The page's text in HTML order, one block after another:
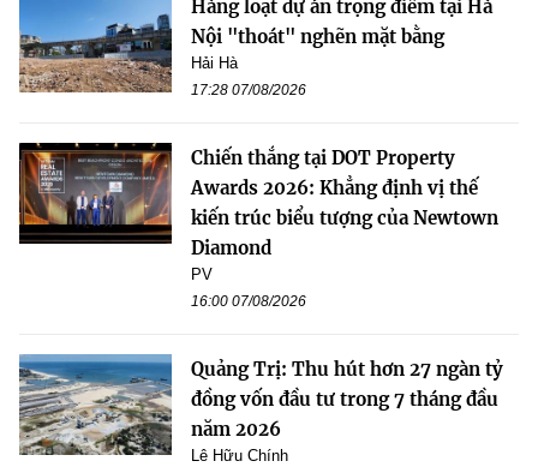
Hàng loạt dự án trọng điểm tại Hà
Nội "thoát" nghẽn mặt bằng
Hải Hà
17:28 07/08/2026
Chiến thắng tại DOT Property
Awards 2026: Khẳng định vị thế
kiến trúc biểu tượng của Newtown
Diamond
PV
16:00 07/08/2026
Quảng Trị: Thu hút hơn 27 ngàn tỷ
đồng vốn đầu tư trong 7 tháng đầu
năm 2026
Lê Hữu Chính